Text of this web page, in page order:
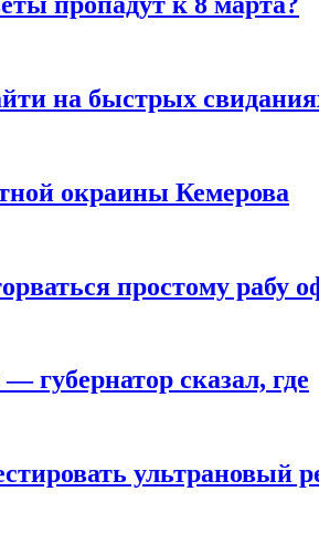
на быстрых
окраины Кемерова
простому рабу
губернатор сказал, где
ультрановый